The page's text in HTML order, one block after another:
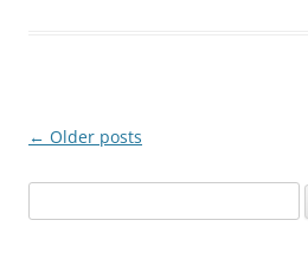
Post
← Older posts
for: